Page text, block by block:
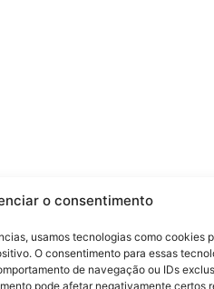
o consentimento
usamos tecnologias como cookies
O consentimento para essas
de navegação ou IDs
pode afetar negativamente certos